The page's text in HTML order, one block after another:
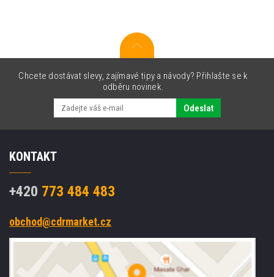
Chcete dostávat slevy, zajímavé tipy a návody? Přihlašte se k
odběru novinek.
Odeslat
KONTAKT
+420 773 484 483
obchod@cdrmarket.cz